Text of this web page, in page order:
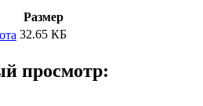
Размер
32.65 КБ
просмотр: